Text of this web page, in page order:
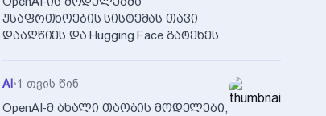
უსაფრთხოების სისტემას თავი
დააღწიეს და Hugging Face გატეხეს
AI •1 თვის წინ
OpenAI-მ ახალი თაობის მოდელები,